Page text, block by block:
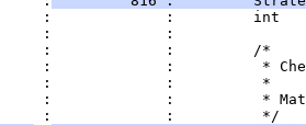
:             :         int
:             :
:             :         /*
:             :          *
:             :          *
:             :          *
:             :          */